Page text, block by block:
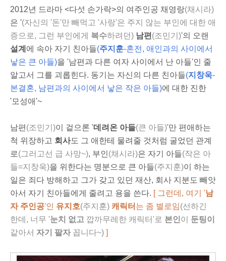
2012년 드라마 <다섯 손가락>의 여주인공 채영랑(채시라)
은 '(자신의 '돈'만 빼먹고 '사랑'은 주지 않는 부인에 대한 애
증으로, 그런 부인에게 복수하려던) 남편 (조민기 )'의 오랜
설계 에 속아 자기 친아들(주지훈-혼전, 애인과의 사이에서
낳은 큰 아들)을 '남편과 다른 여자 사이에서 난 아들'인 줄
알고서 그를 괴롭힌다. 동기는 자신의 다른 친아들(지창욱-
본결혼, 남편과의 사이에서 낳은 작은 아들)에 대한 진한
'모성애'~
남편 (조민기)이 겉으론 '데려온 아들(큰 아들)'만 편애하는
척 위장하고 회사도 그 애한테 물려줄 것처럼 굴었던 관계
로(그러고선 급 사망~), 부인 (채시라)은 자기 아들(작은 아
들=지창욱)을 위한다는 명분으로 큰 아들(주지훈)이 하는
일은 죄다 방해하고 그가 갖고 있던 재산, 회사 지분도 빼앗
아서 자기 친아들에게 줄려고 용을 쓴다. [ 그런데, 여기 '남
자 주인공'인 유지호(주지훈) 캐릭터 는 좀 별로임(선하긴
한데, 너무 '눈치 없고 깝까무레한 캐릭터'로 본인 이 둔팅이
같아서 자기 팔자꼽니다~) ]